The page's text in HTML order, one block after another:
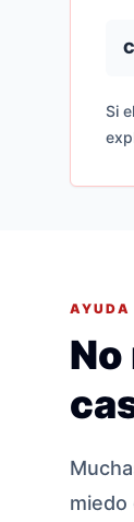
Si
AYUDA
miedo